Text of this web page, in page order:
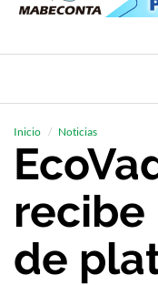
Inicio Noticias
de